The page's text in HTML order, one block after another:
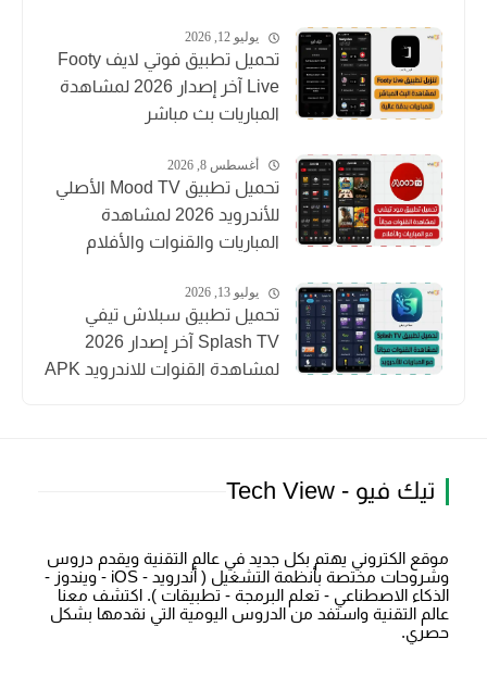
يوليو 12, 2026
تحميل تطبيق فوتي لايف Footy
Live آخر إصدار 2026 لمشاهدة
المباريات بث مباشر
أغسطس 8, 2026
تحميل تطبيق Mood TV الأصلي
للأندرويد 2026 لمشاهدة
المباريات والقنوات والأفلام
يوليو 13, 2026
تحميل تطبيق سبلاش تيفي
Splash TV آخر إصدار 2026
لمشاهدة القنوات للاندرويد APK
تيك فيو - Tech View
موقع الكتروني يهتم بكل جديد في عالم التقنية ويقدم دروس
وشروحات مختصة بأنظمة التشغيل ( أندرويد - iOS - ويندوز -
الذكاء الاصطناعي - تعلم البرمجة - تطبيقات ). اكتشف معنا
عالم التقنية واستفد من الدروس اليومية التي نقدمها بشكل
حصري.